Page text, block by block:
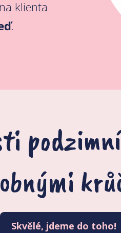
klienta
.
Skvělé, jdeme do toho!